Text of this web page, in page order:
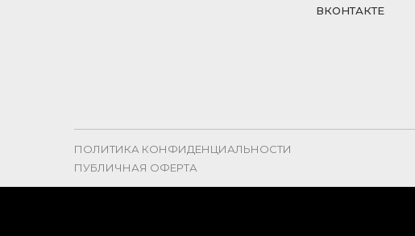
ПОЛИТИКА КОНФИДЕНЦИАЛЬНОСТИ
ВКОНТАКТЕ
ПУБЛИЧНАЯ ОФЕРТА